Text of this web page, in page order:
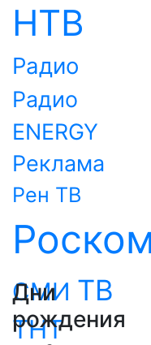
НТВ
Радио
Радио
ENERGY
Реклама
Рен ТВ
СМИ ТВ
ТНТ
Дни
рождения